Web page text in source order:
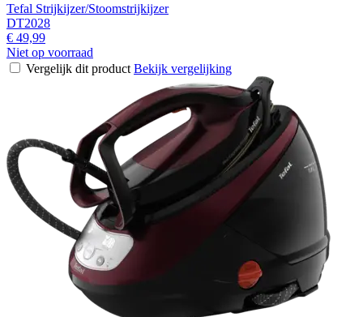
Tefal Strijkijzer/Stoomstrijkijzer
DT2028
€ 49,99
Niet op voorraad
Vergelijk dit product Bekijk vergelijking